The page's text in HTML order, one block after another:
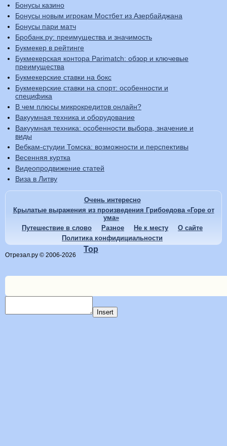
Бонусы казино
Бонусы новым игрокам Мостбет из Азербайджана
Бонусы пари матч
Бробанк.ру: преимущества и значимость
Букмекер в рейтинге
Букмекерская контора Parimatch: обзор и ключевые
преимущества
Букмекерские ставки на бокс
Букмекерские ставки на спорт: особенности и
специфика
В чем плюсы микрокредитов онлайн?
Вакуумная техника и оборудование
Вакуумная техника: особенности выбора, значение и
виды
Вебкам-студии Томска: возможности и перспективы
Весенняя куртка
Видеопродвижение статей
Виза в Литву
Очень интересно
Крылатые выражения из произведения Грибоедова «Горе от
ума»
Путешествие в слово
Разное Не к месту
О сайте
Политика конфидициальности
Отрезал.ру © 2006-2026
Top
Insert